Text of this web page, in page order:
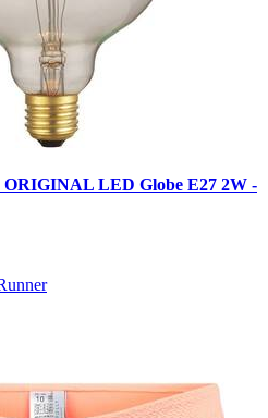
ORIGINAL LED Globe E27 2W -